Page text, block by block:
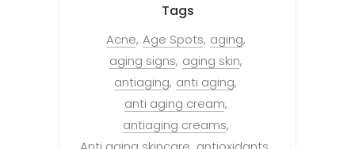
Tags
Acne Age Spots aging
aging signs aging skin
antiaging anti aging
anti aging cream
antiaging creams